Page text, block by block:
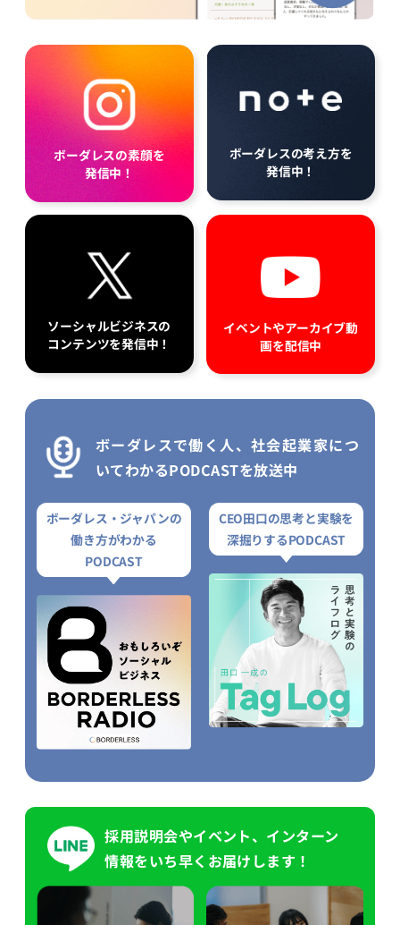
ボーダレスの素顔を
発信中！
ボーダレスの考え方を
発信中！
ソーシャルビジネスの
コンテンツを発信中！
イベントやアーカイブ動
画を配信中
ボーダレスで働く人、社会起業家につ
いてわかるPODCASTを放送中
ボーダレス・ジャパンの
働き方がわかる
PODCAST
CEO田口の思考と実験を
深掘りするPODCAST
採用説明会やイベント、インターン
情報をいち早くお届けします！